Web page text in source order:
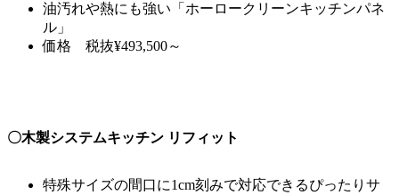
油汚れや熱にも強い「ホーロークリーンキッチンパネ
ル」
価格 税抜¥493,500～
〇木製システムキッチン リフィット
特殊サイズの間口に1cm刻みで対応できるぴったりサ